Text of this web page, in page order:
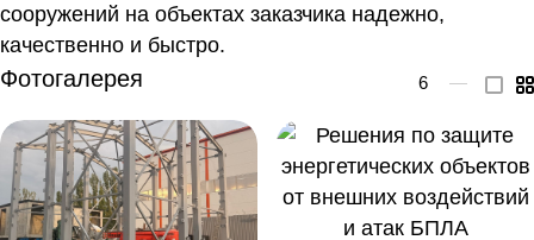
сооружений на объектах заказчика надежно,
качественно и быстро.
Фотогалерея 6 —